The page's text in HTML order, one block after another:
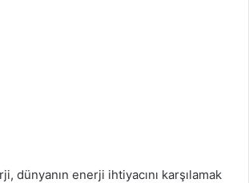
dünyanın enerji ihtiyacını karşılamak